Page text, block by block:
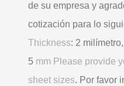
de su empresa y
cotización para lo
Thickness: 2
5 mm Please provide
sheet sizes. Por favor